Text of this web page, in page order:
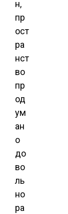
н,
пр
ост
ра
нст
во
пр
од
ум
ан
о
до
во
ль
но
ра